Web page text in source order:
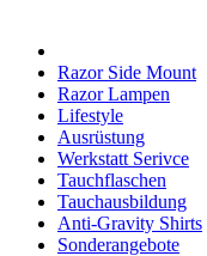
Razor Side Mount
Razor Lampen
Lifestyle
Ausrüstung
Werkstatt Serivce
Tauchflaschen
Tauchausbildung
Anti-Gravity Shirts
Sonderangebote